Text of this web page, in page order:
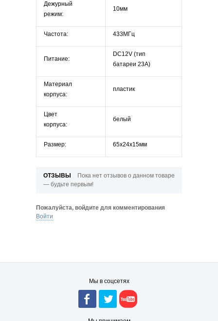
Дежурный
режим:
10мм
Частота: 433МГц
Питание:
DC12V (тип
батареи 23A)
Материал
корпуса:
пластик
Цвет
корпуса:
белый
Размер: 65х24х15мм
ОТЗЫВЫ
Пока нет отзывов о данном товаре
— будьте первым!
Пожалуйста, войдите для комментирования
Войти
Мы в соцсетях